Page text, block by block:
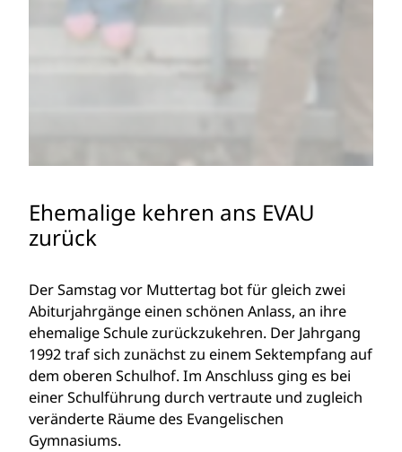
Ehemalige kehren ans EVAU
zurück
Der Samstag vor Muttertag bot für gleich zwei
Abiturjahrgänge einen schönen Anlass, an ihre
ehemalige Schule zurückzukehren. Der Jahrgang
1992 traf sich zunächst zu einem Sektempfang auf
dem oberen Schulhof. Im Anschluss ging es bei
einer Schulführung durch vertraute und zugleich
veränderte Räume des Evangelischen
Gymnasiums.